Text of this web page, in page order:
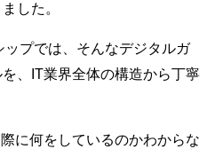
した。
プでは、そんなデジタルガ
、IT業界全体の構造から丁寧
に何をしているのかわからな